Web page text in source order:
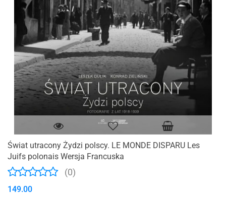
Świat utracony Żydzi polscy. LE MONDE DISPARU Les
Juifs polonais Wersja Francuska
(0)
149.00